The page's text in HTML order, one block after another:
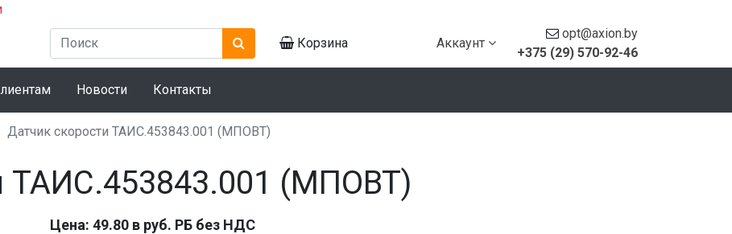
Корзина Аккаунт
opt@axion.by
+375 (29) 570-92-46
Новости Контакты
Датчик скорости ТАИС.453843.001 (МПОВТ)
ТАИС.453843.001 (МПОВТ)
Цена: 49.80 в руб. РБ без НДС